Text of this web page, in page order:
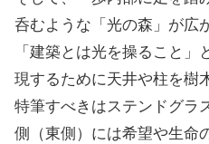
呑むような「光の森」が広
「建築とは光を操ること
現するために天井や柱を樹
特筆すべきはステンドグラ
側（東側）には希望や生命